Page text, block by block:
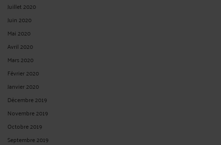
Juillet 2020
Juin 2020
Mai 2020
Avril 2020
Mars 2020
Février 2020
Janvier 2020
Décembre 2019
Novembre 2019
Octobre 2019
Septembre 2019